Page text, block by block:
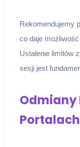
Rekomendujemy
co daje
Ustalenie limitów
sesji jest
Odmiany